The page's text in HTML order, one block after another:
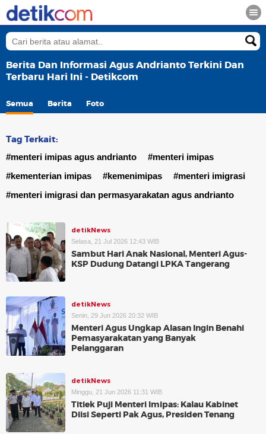
Berita Dan Informasi Agus Andrianto Terkini Dan
Terbaru Hari Ini - Detikcom
Semua Berita Foto
Tag Terkait:
#menteri imipas agus andrianto
#menteri imipas
#kementerian imipas
#kemenimipas
#menteri imigrasi
#menteri imigrasi dan permasyarakatan agus andrianto
detikNews
Selasa, 21 Jul 2026 12:43 WIB
Sambut Hari Anak Nasional, Menteri Agus-
KSP Dudung Datangi LPKA Tangerang
detikNews
Senin, 29 Jun 2026 20:32 WIB
Menteri Agus Ungkap Alasan Ingin Benahi
Pemasyarakatan yang Banyak
Pelanggaran
detikNews
Minggu, 21 Jun 2026 11:31 WIB
Titiek Puji Menteri Imipas: Kalau Kabinet
Diisi Seperti Pak Agus, Presiden Tenang